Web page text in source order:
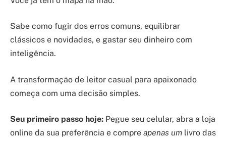
Sabe como fugir dos erros comuns, equilibrar
clássicos e novidades, e gastar seu dinheiro com
inteligência.
A transformação de leitor casual para apaixonado
começa com uma decisão simples.
Seu primeiro passo hoje: Pegue seu celular, abra a loja
online da sua preferência e compre apenas um livro das